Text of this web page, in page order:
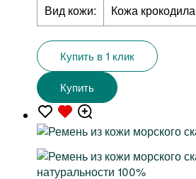
Вид кожи:
Кожа крокодила
Купить в 1 клик
Купить
натуральности 100%